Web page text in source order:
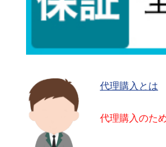
代理購入とは
代理購入のた